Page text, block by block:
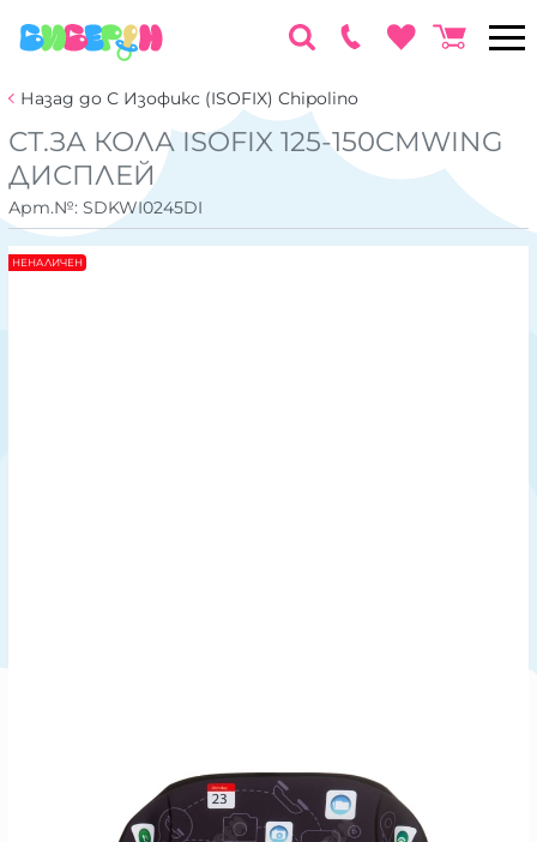
Назад до С Изофикс (ISOFIX) Chipolino
СТ.ЗА КОЛА ISOFIX 125-150CMWING
ДИСПЛЕЙ
Арт.№: SDKWI0245DI
НЕНАЛИЧЕН